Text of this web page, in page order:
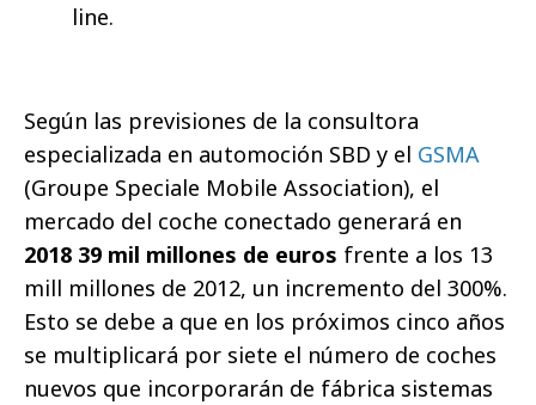
line.
Según las previsiones de la consultora
especializada en automoción SBD y el GSMA
(Groupe Speciale Mobile Association), el
mercado del coche conectado generará en
2018 39 mil millones de euros frente a los 13
mill mi­llones de 2012, un incremento del 300%.
Esto se debe a que en los próximos cinco años
se multiplicará por siete el número de coches
nuevos que incorporarán de fábrica sistemas